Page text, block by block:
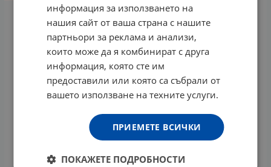
информация за използването на
нашия сайт от ваша страна с нашите
партньори за реклама и анализи,
които може да я комбинират с друга
информация, която сте им
предоставили или която са събрали от
вашето използване на техните услуги.
ПРИЕМЕТЕ ВСИЧКИ
ПОКАЖЕТЕ ПОДРОБНОСТИ